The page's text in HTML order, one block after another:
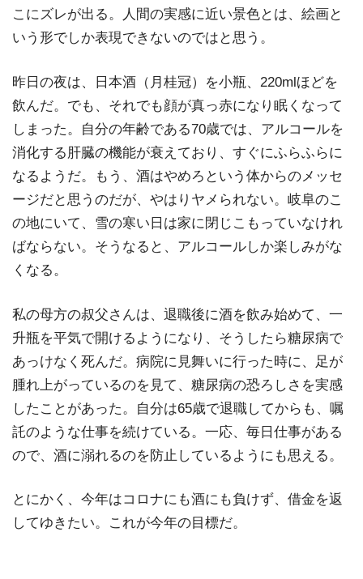
こにズレが出る。人間の実感に近い景色とは、絵画と
いう形でしか表現できないのではと思う。
昨日の夜は、日本酒（月桂冠）を小瓶、220mlほどを
飲んだ。でも、それでも顔が真っ赤になり眠くなって
しまった。自分の年齢である70歳では、アルコールを
消化する肝臓の機能が衰えており、すぐにふらふらに
なるようだ。もう、酒はやめろという体からのメッセ
ージだと思うのだが、やはりヤメられない。岐阜のこ
の地にいて、雪の寒い日は家に閉じこもっていなけれ
ばならない。そうなると、アルコールしか楽しみがな
くなる。
私の母方の叔父さんは、退職後に酒を飲み始めて、一
升瓶を平気で開けるようになり、そうしたら糖尿病で
あっけなく死んだ。病院に見舞いに行った時に、足が
腫れ上がっているのを見て、糖尿病の恐ろしさを実感
したことがあった。自分は65歳で退職してからも、嘱
託のような仕事を続けている。一応、毎日仕事がある
ので、酒に溺れるのを防止しているようにも思える。
とにかく、今年はコロナにも酒にも負けず、借金を返
してゆきたい。これが今年の目標だ。